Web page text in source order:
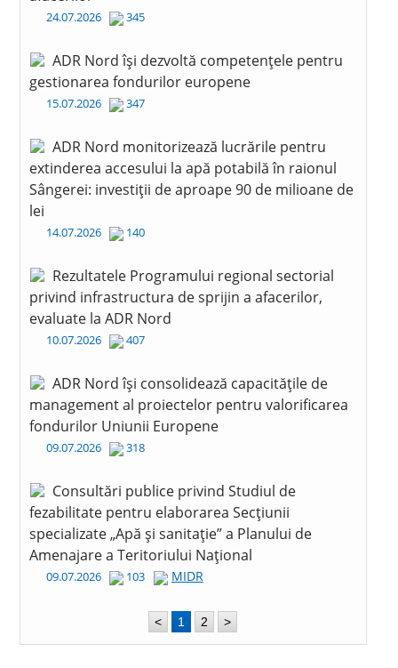
24.07.2026 345
ADR Nord își dezvoltă competențele pentru
gestionarea fondurilor europene
15.07.2026 347
ADR Nord monitorizează lucrările pentru
extinderea accesului la apă potabilă în raionul
Sângerei: investiții de aproape 90 de milioane de
lei
14.07.2026 140
Rezultatele Programului regional sectorial
privind infrastructura de sprijin a afacerilor,
evaluate la ADR Nord
10.07.2026 407
ADR Nord își consolidează capacitățile de
management al proiectelor pentru valorificarea
fondurilor Uniunii Europene
09.07.2026 318
Consultări publice privind Studiul de
fezabilitate pentru elaborarea Secțiunii
specializate „Apă și sanitație” a Planului de
Amenajare a Teritoriului Național
09.07.2026 103 MIDR
< 1 2 >